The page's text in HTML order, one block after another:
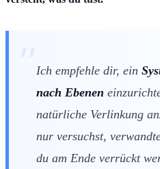
Ich empfehle dir, ein
nach Ebenen
natürliche Verlinkung
nur versuchst,
du am Ende verrückt